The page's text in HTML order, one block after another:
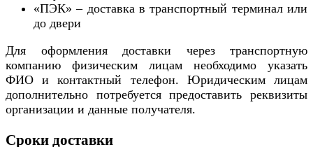
«ПЭК» – доставка в транспортный терминал или
до двери
Для оформления доставки через транспортную
компанию физическим лицам необходимо указать
ФИО и контактный телефон. Юридическим лицам
дополнительно потребуется предоставить реквизиты
организации и данные получателя.
Сроки доставки